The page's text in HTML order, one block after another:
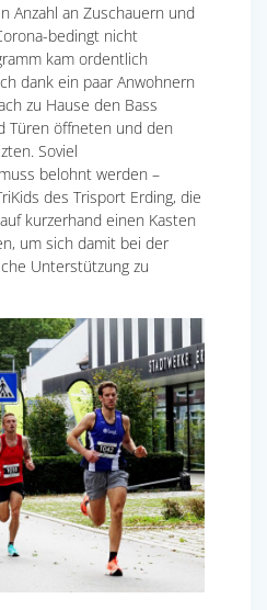
Anzahl an Zuschauern und
bedingt nicht
kam ordentlich
dank ein paar Anwohnern
zu Hause den Bass
Türen öffneten und den
Soviel
belohnt werden –
des Trisport Erding, die
kurzerhand einen Kasten
um sich damit bei der
Unterstützung zu